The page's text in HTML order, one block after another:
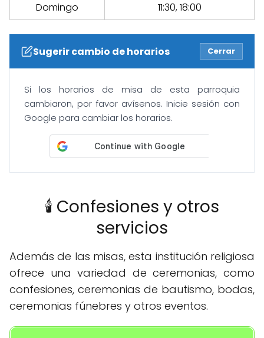
Domingo
11:30, 18:00
Sugerir cambio de horarios Cerrar
Si los horarios de misa de esta parroquia
cambiaron, por favor avísenos. Inicie sesión con
Google para cambiar los horarios.
🕯️ Confesiones y otros
servicios
Además de las misas, esta institución religiosa
ofrece una variedad de ceremonias, como
confesiones, ceremonias de bautismo, bodas,
ceremonias fúnebres y otros eventos.